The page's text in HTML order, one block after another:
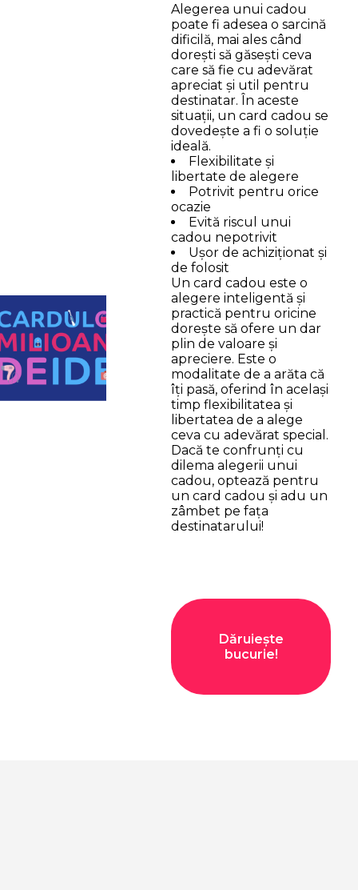
Alegerea unui cadou
poate fi adesea o sarcină
dificilă, mai ales când
dorești să găsești ceva
care să fie cu adevărat
apreciat și util pentru
destinatar. În aceste
situații, un card cadou se
dovedește a fi o soluție
ideală.
Flexibilitate și
libertate de alegere
Potrivit pentru orice
ocazie
Evită riscul unui
cadou nepotrivit
Ușor de achiziționat și
de folosit
Un card cadou este o
alegere inteligentă și
practică pentru oricine
dorește să ofere un dar
plin de valoare și
apreciere. Este o
modalitate de a arăta că
îți pasă, oferind în același
timp flexibilitatea și
libertatea de a alege
ceva cu adevărat special.
Dacă te confrunți cu
dilema alegerii unui
cadou, optează pentru
un card cadou și adu un
zâmbet pe fața
destinatarului!
Dăruiește
bucurie!